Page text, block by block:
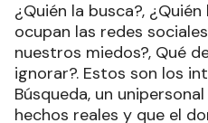
¿Quién la busca?,
ocupan las redes
nuestros miedos?, Qué
ignorar?. Estos son los
Búsqueda, un
hechos reales y que el